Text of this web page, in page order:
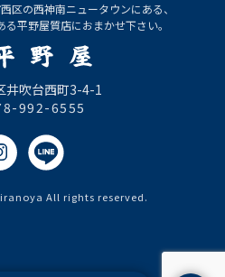
区の西神南ニュータウンにある、
平野屋質店におまかせ下さい。
井吹台西町3-4-1
992-6555
All rights reserved.